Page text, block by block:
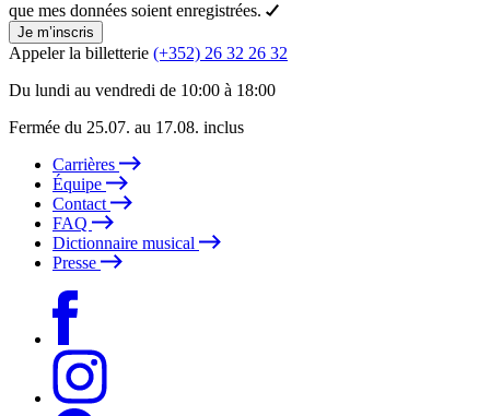
que mes données soient enregistrées.
Je m’inscris
Appeler la billetterie (+352) 26 32 26 32
Du lundi au vendredi de 10:00 à 18:00
Fermée du 25.07. au 17.08. inclus
Carrières
Équipe
Contact
FAQ
Dictionnaire musical
Presse